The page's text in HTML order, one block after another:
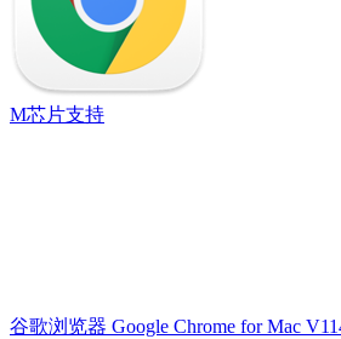
M芯片支持
谷歌浏览器 Google Chrome for Mac